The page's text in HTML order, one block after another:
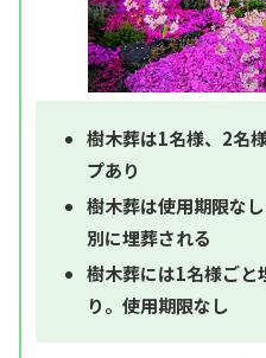
樹木葬は1名様、2名
プあり
樹木葬は使用期限な
別に埋葬される
樹木葬には1名様ごと
り。使用期限なし